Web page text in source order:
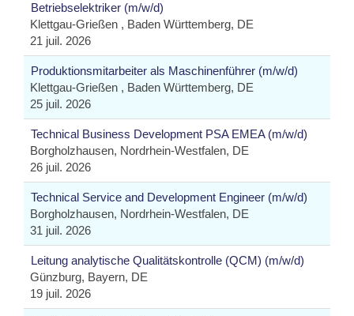
Betriebselektriker (m/w/d)
Klettgau-Grießen , Baden Württemberg, DE
21 juil. 2026
Produktionsmitarbeiter als Maschinenführer (m/w/d)
Klettgau-Grießen , Baden Württemberg, DE
25 juil. 2026
Technical Business Development PSA EMEA (m/w/d)
Borgholzhausen, Nordrhein-Westfalen, DE
26 juil. 2026
Technical Service and Development Engineer (m/w/d)
Borgholzhausen, Nordrhein-Westfalen, DE
31 juil. 2026
Leitung analytische Qualitätskontrolle (QCM) (m/w/d)
Günzburg, Bayern, DE
19 juil. 2026